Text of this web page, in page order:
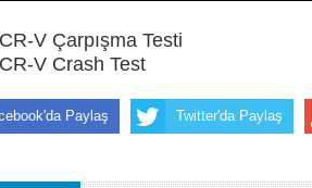
V Çarpışma Testi
V Crash Test
Paylaş Twitter'da Paylaş